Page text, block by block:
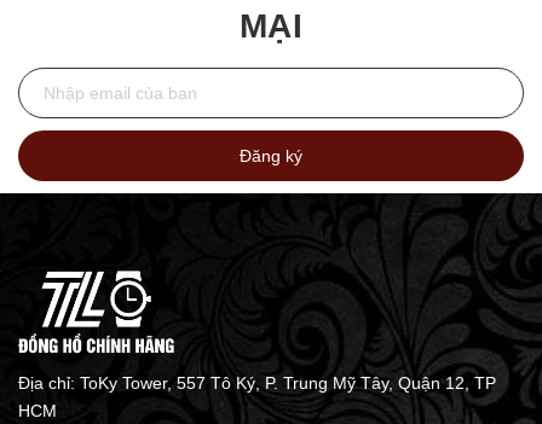
MẠI
Đăng ký
Địa chỉ: ToKy Tower, 557 Tô Ký, P. Trung Mỹ Tây, Quận 12, TP
HCM